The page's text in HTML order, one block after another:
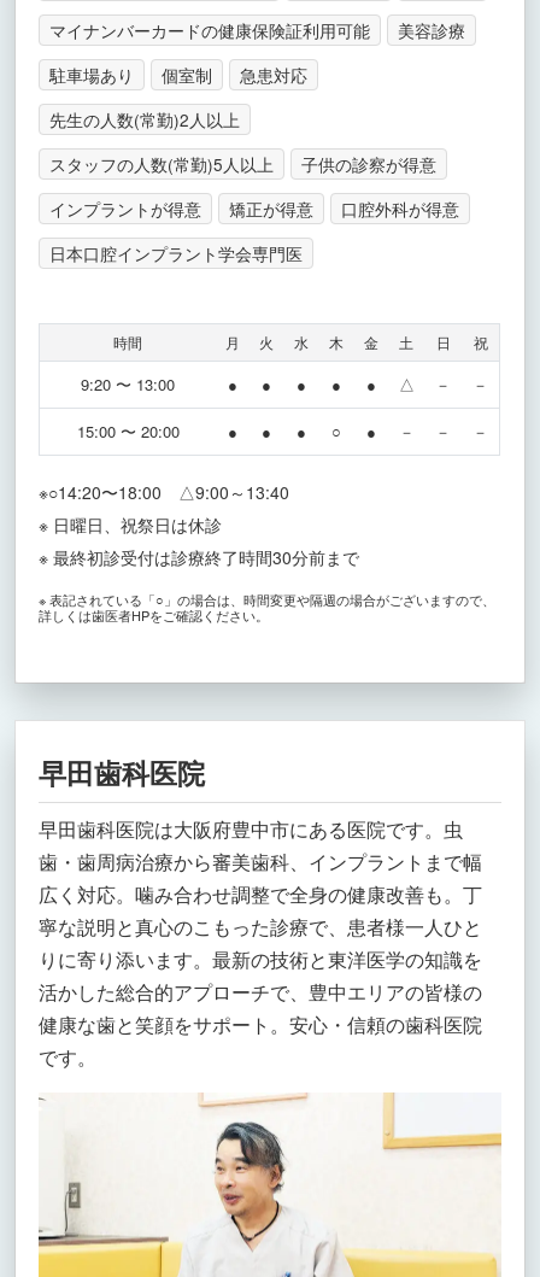
マイナンバーカードの健康保険証利用可能
美容診療
駐車場あり
個室制
急患対応
先生の人数(常勤)2人以上
スタッフの人数(常勤)5人以上
子供の診察が得意
インプラントが得意
矯正が得意
口腔外科が得意
日本口腔インプラント学会専門医
時間 月 火 水 木 金 土 日 祝
9:20 〜 13:00 ● ● ● ● ● △ － －
15:00 〜 20:00 ● ● ● ○ ● － － －
※○14:20〜18:00 △9:00～13:40
※ 日曜日、祝祭日は休診
※ 最終初診受付は診療終了時間30分前まで
※ 表記されている「○」の場合は、時間変更や隔週の場合がございますので、
詳しくは歯医者HPをご確認ください。
早田歯科医院
早田歯科医院は大阪府豊中市にある医院です。虫
歯・歯周病治療から審美歯科、インプラントまで幅
広く対応。噛み合わせ調整で全身の健康改善も。丁
寧な説明と真心のこもった診療で、患者様一人ひと
りに寄り添います。最新の技術と東洋医学の知識を
活かした総合的アプローチで、豊中エリアの皆様の
健康な歯と笑顔をサポート。安心・信頼の歯科医院
です。